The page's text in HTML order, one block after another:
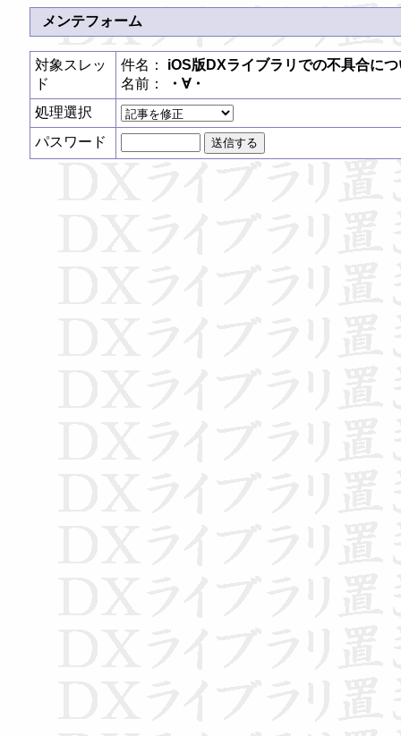
メンテフォーム
対象スレッ
ド
件名： iOS版DXライブラリでの不具合につ
名前：
・∀・
処理選択
パスワード